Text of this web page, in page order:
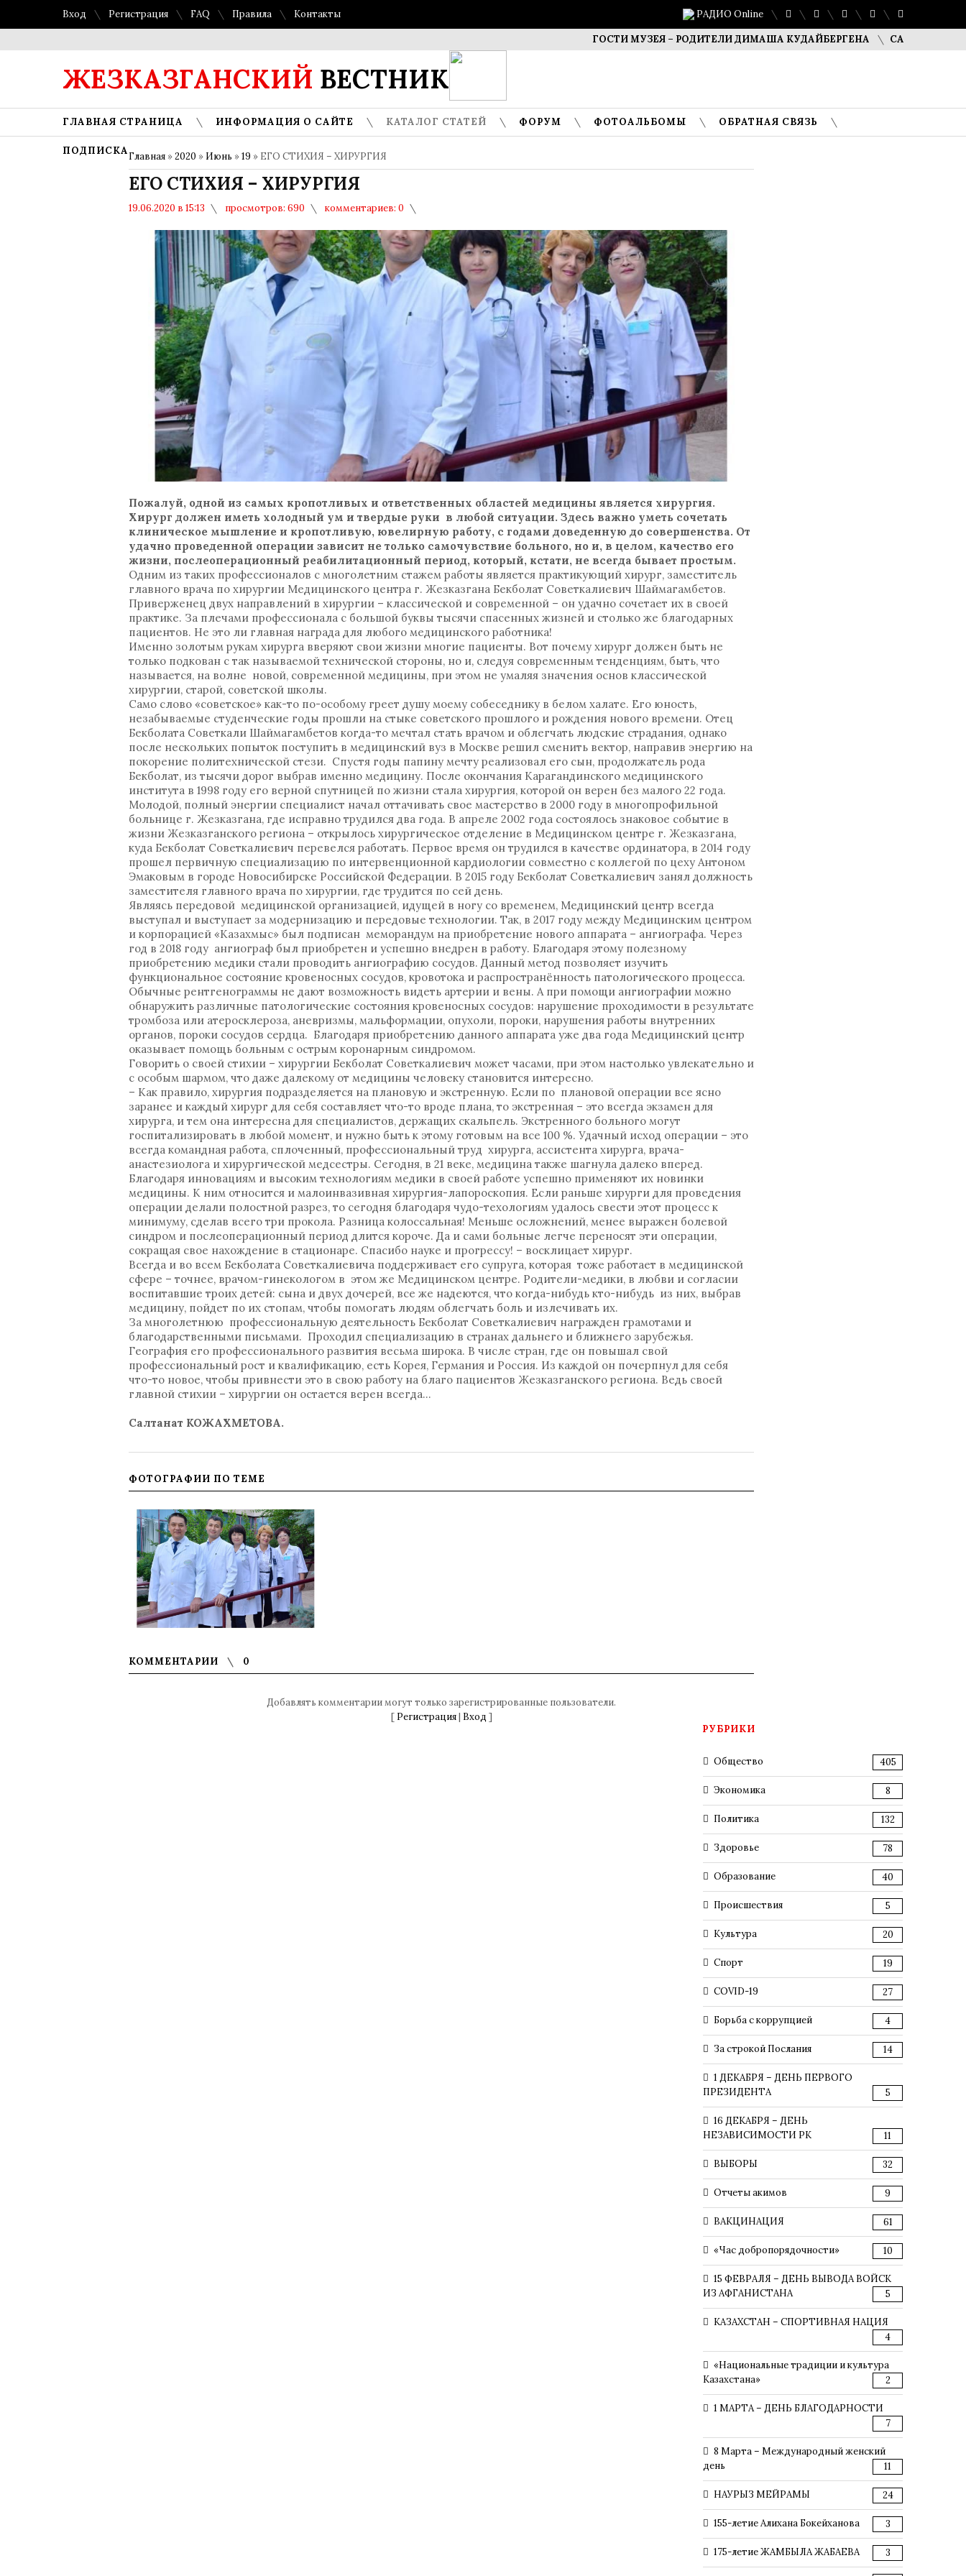
Вход Регистрация FAQ Правила Контакты РАДИО Online
ГОСТИ МУЗЕЯ – РОДИТЕЛИ ДИМАША КУДАЙБЕРГЕНА САФУАН
ЖЕЗКАЗГАНСКИЙ ВЕСТНИК
ГЛАВНАЯ СТРАНИЦА ИНФОРМАЦИЯ О САЙТЕ КАТАЛОГ СТАТЕЙ ФОРУМ ФОТОАЛЬБОМЫ ОБРАТНАЯ СВЯЗЬ
ПОДПИСКАГлавная »2020 » Июнь »19 » ЕГО СТИХИЯ – ХИРУРГИЯ
ЕГО СТИХИЯ – ХИРУРГИЯ
19.06.2020 в 15:13 просмотров: 690 комментариев: 0
Пожалуй, одной из самых кропотливых и ответственных областей медицины является хирургия.
Хирург должен иметь холодный ум и твердые руки в любой ситуации. Здесь важно уметь сочетать
клиническое мышление и кропотливую, ювелирную работу, с годами доведенную до совершенства. От
удачно проведенной операции зависит не только самочувствие больного, но и, в целом, качество его
жизни, послеоперационный реабилитационный период, который, кстати, не всегда бывает простым.
Одним из таких профессионалов с многолетним стажем работы является практикующий хирург, заместитель
главного врача по хирургии Медицинского центра г. Жезказгана Бекболат Советкалиевич Шаймагамбетов.
Приверженец двух направлений в хирургии – классической и современной – он удачно сочетает их в своей
практике. За плечами профессионала с большой буквы тысячи спасенных жизней и столько же благодарных
пациентов. Не это ли главная награда для любого медицинского работника!
Именно золотым рукам хирурга вверяют свои жизни многие пациенты. Вот почему хирург должен быть не
только подкован с так называемой технической стороны, но и, следуя современным тенденциям, быть, что
называется, на волне новой, современной медицины, при этом не умаляя значения основ классической
хирургии, старой, советской школы.
Само слово «советское» как-то по-особому греет душу моему собеседнику в белом халате. Его юность,
незабываемые студенческие годы прошли на стыке советского прошлого и рождения нового времени. Отец
Бекболата Советкали Шаймагамбетов когда-то мечтал стать врачом и облегчать людские страдания, однако
после нескольких попыток поступить в медицинский вуз в Москве решил сменить вектор, направив энергию на
покорение политехнической стези. Спустя годы папину мечту реализовал его сын, продолжатель рода
Бекболат, из тысячи дорог выбрав именно медицину. После окончания Карагандинского медицинского
института в 1998 году его верной спутницей по жизни стала хирургия, которой он верен без малого 22 года.
Молодой, полный энергии специалист начал оттачивать свое мастерство в 2000 году в многопрофильной
больнице г. Жезказгана, где исправно трудился два года. В апреле 2002 года состоялось знаковое событие в
жизни Жезказганского региона – открылось хирургическое отделение в Медицинском центре г. Жезказгана,
куда Бекболат Советкалиевич перевелся работать. Первое время он трудился в качестве ординатора, в 2014 году
прошел первичную специализацию по интервенционной кардиологии совместно с коллегой по цеху Антоном
Эмаковым в городе Новосибирске Российской Федерации. В 2015 году Бекболат Советкалиевич занял должность
заместителя главного врача по хирургии, где трудится по сей день.
Являясь передовой медицинской организацией, идущей в ногу со временем, Медицинский центр всегда
выступал и выступает за модернизацию и передовые технологии. Так, в 2017 году между Медицинским центром
и корпорацией «Казахмыс» был подписан меморандум на приобретение нового аппарата – ангиографа. Через
год в 2018 году ангиограф был приобретен и успешно внедрен в работу. Благодаря этому полезному
приобретению медики стали проводить ангиографию сосудов. Данный метод позволяет изучить
функциональное состояние кровеносных сосудов, кровотока и распространённость патологического процесса.
Обычные рентгенограммы не дают возможность видеть артерии и вены. А при помощи ангиографии можно
обнаружить различные патологические состояния кровеносных сосудов: нарушение проходимости в результате
тромбоза или атеросклероза, аневризмы, мальформации, опухоли, пороки, нарушения работы внутренних
органов, пороки сосудов сердца. Благодаря приобретению данного аппарата уже два года Медицинский центр
оказывает помощь больным с острым коронарным синдромом.
Говорить о своей стихии – хирургии Бекболат Советкалиевич может часами, при этом настолько увлекательно и
с особым шармом, что даже далекому от медицины человеку становится интересно.
– Как правило, хирургия подразделяется на плановую и экстренную. Если по плановой операции все ясно
заранее и каждый хирург для себя составляет что-то вроде плана, то экстренная – это всегда экзамен для
хирурга, и тем она интересна для специалистов, держащих скальпель. Экстренного больного могут
госпитализировать в любой момент, и нужно быть к этому готовым на все 100 %. Удачный исход операции – это
всегда командная работа, сплоченный, профессиональный труд хирурга, ассистента хирурга, врача-
анастезиолога и хирургической медсестры. Сегодня, в 21 веке, медицина также шагнула далеко вперед.
Благодаря инновациям и высоким технологиям медики в своей работе успешно применяют их новинки
медицины. К ним относится и малоинвазивная хирургия-лапороскопия. Если раньше хирурги для проведения
операции делали полостной разрез, то сегодня благодаря чудо-техологиям удалось свести этот процесс к
минимуму, сделав всего три прокола. Разница колоссальная! Меньше осложнений, менее выражен болевой
синдром и послеоперационный период длится короче. Да и сами больные легче переносят эти операции,
сокращая свое нахождение в стационаре. Спасибо науке и прогрессу! – восклицает хирург.
Всегда и во всем Бекболата Советкалиевича поддерживает его супруга, которая тоже работает в медицинской
сфере – точнее, врачом-гинекологом в этом же Медицинском центре. Родители-медики, в любви и согласии
воспитавшие троих детей: сына и двух дочерей, все же надеются, что когда-нибудь кто-нибудь из них, выбрав
медицину, пойдет по их стопам, чтобы помогать людям облегчать боль и излечивать их.
За многолетнюю профессиональную деятельность Бекболат Советкалиевич награжден грамотами и
благодарственными письмами. Проходил специализацию в странах дальнего и ближнего зарубежья.
География его профессионального развития весьма широка. В числе стран, где он повышал свой
профессиональный рост и квалификацию, есть Корея, Германия и Россия. Из каждой он почерпнул для себя
что-то новое, чтобы привнести это в свою работу на благо пациентов Жезказганского региона. Ведь своей
главной стихии – хирургии он остается верен всегда…
Салтанат КОЖАХМЕТОВА.
ФОТОГРАФИИ ПО ТЕМЕ
КОММЕНТАРИИ 0
Добавлять комментарии могут только зарегистрированные пользователи.
[ Регистрация| Вход ]
РУБРИКИ
Общество 405
Экономика 8
Политика 132
Здоровье 78
Образование 40
Происшествия 5
Культура 20
Спорт 19
COVID-19 27
Борьба с коррупцией 4
За строкой Послания 14
1 ДЕКАБРЯ – ДЕНЬ ПЕРВОГО
ПРЕЗИДЕНТА
5
16 ДЕКАБРЯ – ДЕНЬ
НЕЗАВИСИМОСТИ РК
11
ВЫБОРЫ 32
Отчеты акимов 9
ВАКЦИНАЦИЯ 61
«Час добропорядочности» 10
15 ФЕВРАЛЯ – ДЕНЬ ВЫВОДА ВОЙСК
ИЗ АФГАНИСТАНА
5
КАЗАХСТАН – СПОРТИВНАЯ НАЦИЯ
4
«Национальные традиции и культура
Казахстана»
2
1 МАРТА – ДЕНЬ БЛАГОДАРНОСТИ
7
8 Марта – Международный женский
день
11
НАУРЫЗ МЕЙРАМЫ 24
155-летие Алихана Бокейханова 3
175-летие ЖАМБЫЛА ЖАБАЕВА 3